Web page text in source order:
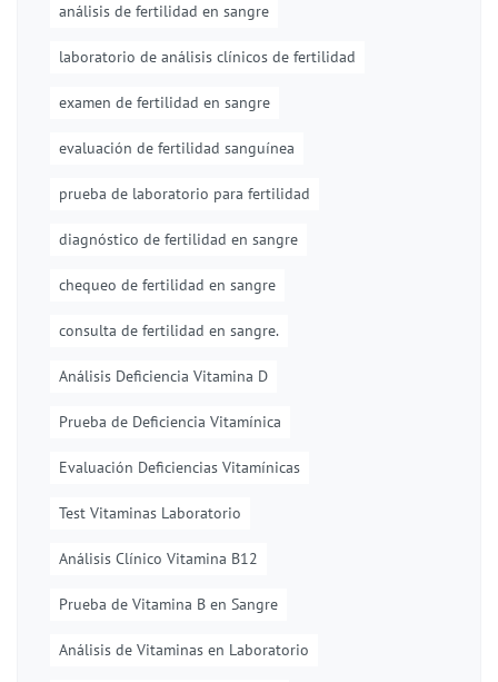
análisis de fertilidad en sangre
laboratorio de análisis clínicos de fertilidad
examen de fertilidad en sangre
evaluación de fertilidad sanguínea
prueba de laboratorio para fertilidad
diagnóstico de fertilidad en sangre
chequeo de fertilidad en sangre
consulta de fertilidad en sangre.
Análisis Deficiencia Vitamina D
Prueba de Deficiencia Vitamínica
Evaluación Deficiencias Vitamínicas
Test Vitaminas Laboratorio
Análisis Clínico Vitamina B12
Prueba de Vitamina B en Sangre
Análisis de Vitaminas en Laboratorio